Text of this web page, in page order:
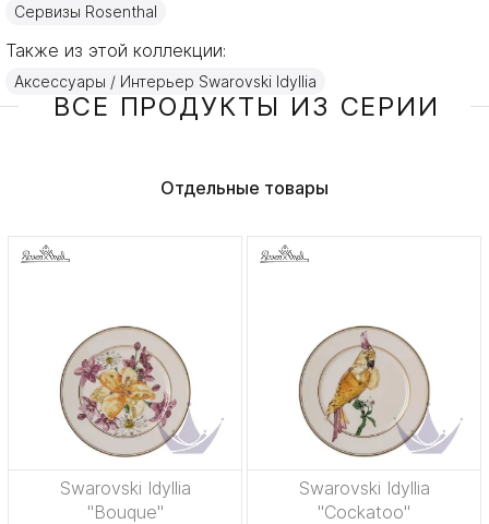
Сервизы Rosenthal
Также из этой коллекции:
Аксессуары / Интерьер Swarovski Idyllia
ВСЕ ПРОДУКТЫ ИЗ СЕРИИ
Отдельные товары
Swarovski Idyllia
"Bouque"
Swarovski Idyllia
"Cockatoo"